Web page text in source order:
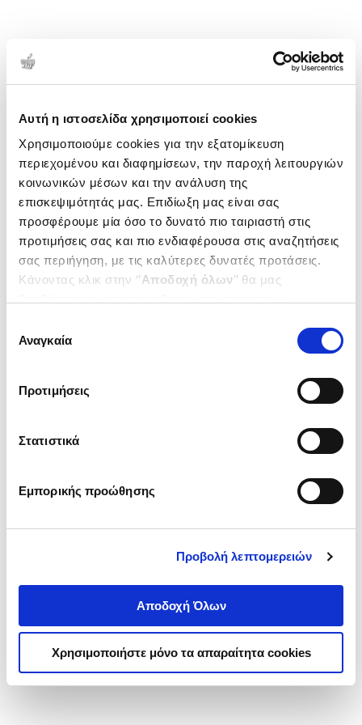
Αυτή η ιστοσελίδα χρησιμοποιεί cookies
Χρησιμοποιούμε cookies για την εξατομίκευση
περιεχομένου και διαφημίσεων, την παροχή λειτουργιών
κοινωνικών μέσων και την ανάλυση της
επισκεψιμότητάς μας. Επιδίωξη μας είναι σας
προσφέρουμε μία όσο το δυνατό πιο ταιριαστή στις
προτιμήσεις σας και πιο ενδιαφέρουσα στις αναζητήσεις
σας περιήγηση, με τις καλύτερες δυνατές προτάσεις.
Κάνοντας κλικ στην ‘’Αποδοχή όλων’’ θα μας
ενδιαφέρουν και να επιλέξετε από τα παρακάτω με την
΄΄και να ενημερωθείτε σχετικά με
συγκατάθεσης
Αναγκαία
Προτιμήσεις
Στατιστικά
Εμπορικής προώθησης
Προβολή λεπτομερειών
Αποδοχή Όλων
Χρησιμοποιήστε μόνο τα απαραίτητα cookies